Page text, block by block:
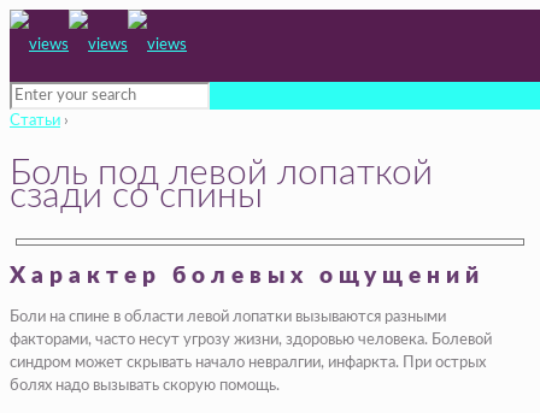
Статьи ›
Боль под левой лопаткой
сзади со спины
Характер болевых ощущений
Боли на спине в области левой лопатки вызываются разными
факторами, часто несут угрозу жизни, здоровью человека. Болевой
синдром может скрывать начало невралгии, инфаркта. При острых
болях надо вызывать скорую помощь.